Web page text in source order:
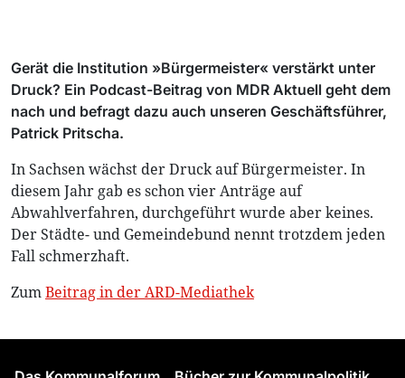
Gerät die Institution »Bürgermeister« verstärkt unter
Druck? Ein Podcast-Beitrag von MDR Aktuell geht dem
nach und befragt dazu auch unseren Geschäftsführer,
Patrick Pritscha.
In Sachsen wächst der Druck auf Bürgermeister. In
diesem Jahr gab es schon vier Anträge auf
Abwahlverfahren, durchgeführt wurde aber keines.
Der Städte- und Gemeindebund nennt trotzdem jeden
Fall schmerzhaft.
ZumBeitrag in der ARD-Mediathek